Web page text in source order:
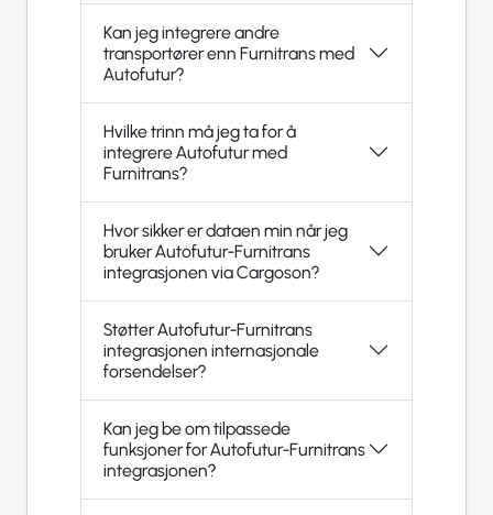
Kan jeg integrere andre
transportører enn Furnitrans med
Autofutur?
Hvilke trinn må jeg ta for å
integrere Autofutur med
Furnitrans?
Hvor sikker er dataen min når jeg
bruker Autofutur-Furnitrans
integrasjonen via Cargoson?
Støtter Autofutur-Furnitrans
integrasjonen internasjonale
forsendelser?
Kan jeg be om tilpassede
funksjoner for Autofutur-Furnitrans
integrasjonen?